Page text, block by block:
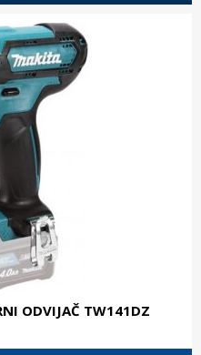
ODVIJAČ TW141DZ